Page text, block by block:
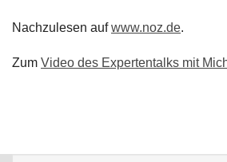
Nachzulesen aufwww.noz.de.
Zum Video des Expertentalks mit